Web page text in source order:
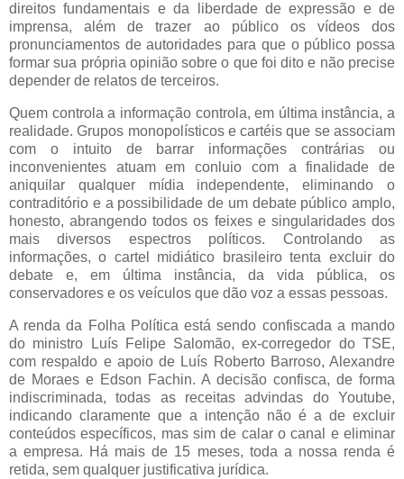
direitos fundamentais e da liberdade de expressão e de
imprensa, além de trazer ao público os vídeos dos
pronunciamentos de autoridades para que o público possa
formar sua própria opinião sobre o que foi dito e não precise
depender de relatos de terceiros.
Quem controla a informação controla, em última instância, a
realidade. Grupos monopolísticos e cartéis que se associam
com o intuito de barrar informações contrárias ou
inconvenientes atuam em conluio com a finalidade de
aniquilar qualquer mídia independente, eliminando o
contraditório e a possibilidade de um debate público amplo,
honesto, abrangendo todos os feixes e singularidades dos
mais diversos espectros políticos. Controlando as
informações, o cartel midiático brasileiro tenta excluir do
debate e, em última instância, da vida pública, os
conservadores e os veículos que dão voz a essas pessoas.
A renda da Folha Política está sendo confiscada a mando
do ministro Luís Felipe Salomão, ex-corregedor do TSE,
com respaldo e apoio de Luís Roberto Barroso, Alexandre
de Moraes e Edson Fachin. A decisão confisca, de forma
indiscriminada, todas as receitas advindas do Youtube,
indicando claramente que a intenção não é a de excluir
conteúdos específicos, mas sim de calar o canal e eliminar
a empresa. Há mais de 15 meses, toda a nossa renda é
retida, sem qualquer justificativa jurídica.